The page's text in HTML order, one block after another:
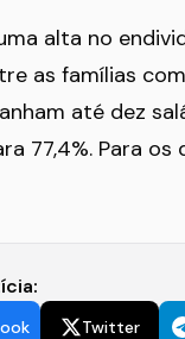
alta no
as famílias
até dez
77,4%. Para
Twitter